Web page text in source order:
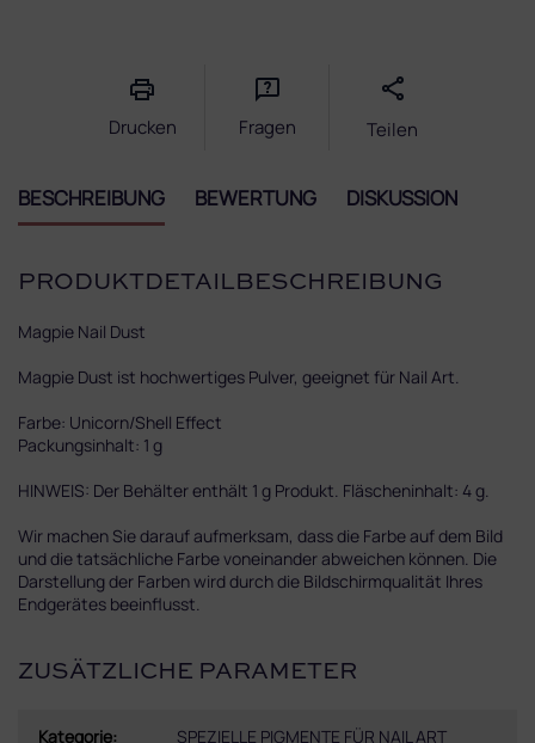
Drucken Fragen Teilen
BESCHREIBUNG BEWERTUNG DISKUSSION
PRODUKTDETAILBESCHREIBUNG
Magpie Nail Dust
Magpie Dust ist hochwertiges Pulver, geeignet für Nail Art.
Farbe: Unicorn/Shell Effect
Packungsinhalt: 1 g
HINWEIS: Der Behälter enthält 1 g Produkt. Fläscheninhalt: 4 g.
Wir machen Sie darauf aufmerksam, dass die Farbe auf dem Bild
und die tatsächliche Farbe voneinander abweichen können. Die
Darstellung der Farben wird durch die Bildschirmqualität Ihres
Endgerätes beeinflusst.
ZUSÄTZLICHE PARAMETER
Kategorie: SPEZIELLE PIGMENTE FÜR NAIL ART